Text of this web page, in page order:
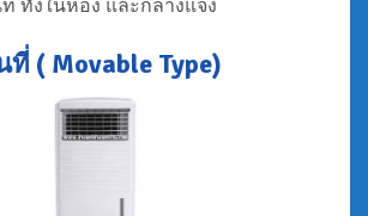
ทั้งในห้อง และกลางแจ้ง
( Movable Type)